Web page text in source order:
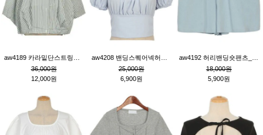
36,000원
12,000원
25,000원
6,900원
18,000원
5,900원